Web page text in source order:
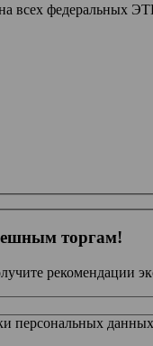
всех федеральных
торгам!
рекомендации
персональных